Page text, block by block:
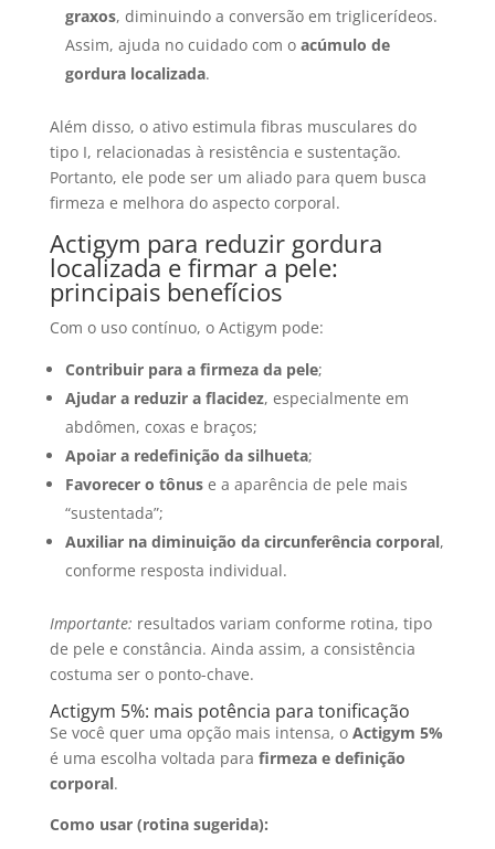
graxos, diminuindo a conversão em triglicerídeos.
Assim, ajuda no cuidado com o acúmulo de
gordura localizada.
Além disso, o ativo estimula fibras musculares do
tipo I, relacionadas à resistência e sustentação.
Portanto, ele pode ser um aliado para quem busca
firmeza e melhora do aspecto corporal.
Actigym para reduzir gordura
localizada e firmar a pele:
principais benefícios
Com o uso contínuo, o Actigym pode:
Contribuir para a firmeza da pele;
Ajudar a reduzir a flacidez, especialmente em
abdômen, coxas e braços;
Apoiar a redefinição da silhueta;
Favorecer o tônuse a aparência de pele mais
“sustentada”;
Auxiliar na diminuição da circunferência corporal,
conforme resposta individual.
Importante: resultados variam conforme rotina, tipo
de pele e constância. Ainda assim, a consistência
costuma ser o ponto-chave.
Actigym 5%: mais potência para tonificação
Se você quer uma opção mais intensa, o Actigym 5%
é uma escolha voltada para firmeza e definição
corporal.
Como usar (rotina sugerida):